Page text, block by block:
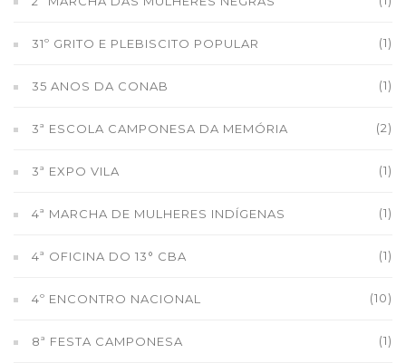
31º GRITO E PLEBISCITO POPULAR (1)
35 ANOS DA CONAB (1)
3ª ESCOLA CAMPONESA DA MEMÓRIA (2)
3ª EXPO VILA (1)
4ª MARCHA DE MULHERES INDÍGENAS (1)
4ª OFICINA DO 13° CBA (1)
4º ENCONTRO NACIONAL (10)
8ª FESTA CAMPONESA (1)